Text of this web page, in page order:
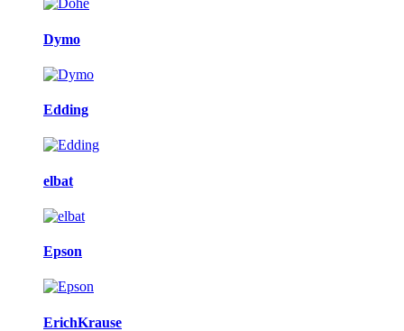
Dymo
Edding
elbat
Epson
ErichKrause